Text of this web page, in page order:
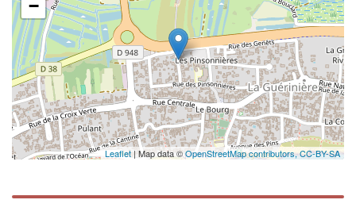
−
Leaflet | Map data ©OpenStreetMap contributors,CC-BY-SA